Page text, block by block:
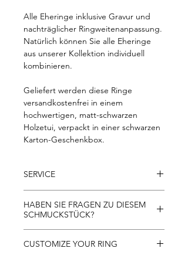
Alle Eheringe inklusive Gravur und
nachträglicher Ringweitenanpassung.
Natürlich können Sie alle Eheringe
aus unserer Kollektion individuell
kombinieren.
Geliefert werden diese Ringe
versandkostenfrei in einem
hochwertigen, matt-schwarzen
Holzetui, verpackt in einer schwarzen
Karton-Geschenkbox.
SERVICE
EU
- 30 Tage Rückgaberecht
- kostenlose Rücksendung innerhalb
Österreichs
HABEN SIE FRAGEN ZU DIESEM
SCHMUCKSTÜCK?
unseren Schmuckstücken per Telefon
CUSTOMIZE YOUR RING